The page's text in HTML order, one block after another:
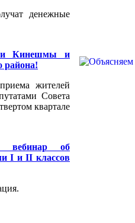
денежные
Кинешмы и
района!
жителей
Совета
квартале
вебинар об
I и II классов